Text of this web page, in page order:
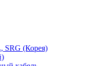
SRG (Корея)